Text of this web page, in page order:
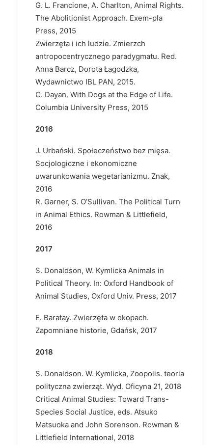
G. L. Francione, A. Charlton, Animal Rights.
The Abolitionist Approach. Exem-pla
Press, 2015
Zwierzęta i ich ludzie. Zmierzch
antropocentrycznego paradygmatu. Red.
Anna Barcz, Dorota Łagodzka,
Wydawnictwo IBL PAN, 2015.
C. Dayan. With Dogs at the Edge of Life.
Columbia University Press, 2015
2016
J. Urbański. Społeczeństwo bez mięsa.
Socjologiczne i ekonomiczne
uwarunkowania wegetarianizmu. Znak,
2016
R. Garner, S. O’Sullivan. The Political Turn
in Animal Ethics. Rowman & Littlefield,
2016
2017
S. Donaldson, W. Kymlicka Animals in
Political Theory. In: Oxford Handbook of
Animal Studies, Oxford Univ. Press, 2017
E. Baratay. Zwierzęta w okopach.
Zapomniane historie, Gdańsk, 2017
2018
S. Donaldson. W. Kymlicka, Zoopolis. teoria
polityczna zwierząt. Wyd. Oficyna 21, 2018
Critical Animal Studies: Toward Trans-
Species Social Justice, eds. Atsuko
Matsuoka and John Sorenson. Rowman &
Littlefield International, 2018